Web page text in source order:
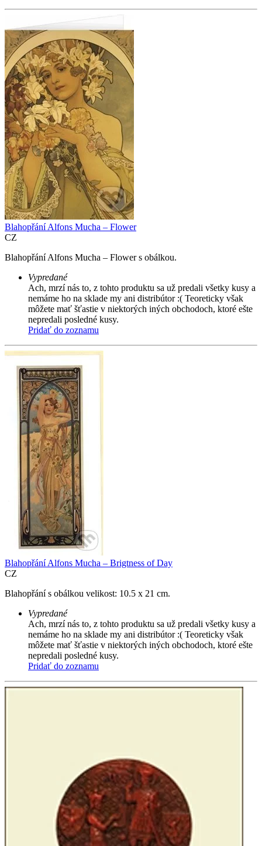
Blahopřání Alfons Mucha – Flower
CZ
Blahopřání Alfons Mucha – Flower s obálkou.
Vypredané
Ach, mrzí nás to, z tohto produktu sa už predali všetky kusy a
nemáme ho na sklade my ani distribútor :( Teoreticky však
môžete mať šťastie v niektorých iných obchodoch, ktoré ešte
nepredali posledné kusy.
Pridať do zoznamu
Blahopřání Alfons Mucha – Brigtness of Day
CZ
Blahopřání s obálkou velikost: 10.5 x 21 cm.
Vypredané
Ach, mrzí nás to, z tohto produktu sa už predali všetky kusy a
nemáme ho na sklade my ani distribútor :( Teoreticky však
môžete mať šťastie v niektorých iných obchodoch, ktoré ešte
nepredali posledné kusy.
Pridať do zoznamu